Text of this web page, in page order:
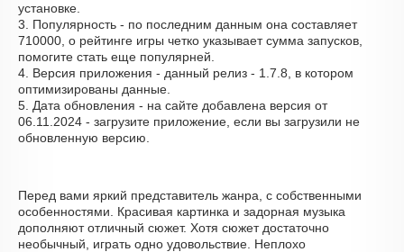
установке.
3. Популярность - по последним данным она составляет
710000, о рейтинге игры четко указывает сумма запусков,
помогите стать еще популярней.
4. Версия приложения - данный релиз - 1.7.8, в котором
оптимизированы данные.
5. Дата обновления - на сайте добавлена версия от
06.11.2024 - загрузите приложение, если вы загрузили не
обновленную версию.
Перед вами яркий представитель жанра, с собственными
особенностями. Красивая картинка и задорная музыка
дополняют отличный сюжет. Хотя сюжет достаточно
необычный, играть одно удовольствие. Неплохо